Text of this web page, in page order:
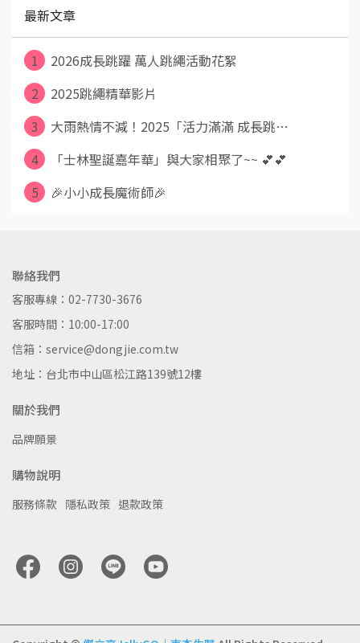
最新文章
1
2026成長跳躍 萬人跳繩活動花絮
2
2025跳繩精華影片
3
大雨熱情不減！2025「活力滿滿 成長跳⋯
4
「士林聖誕嘉年華」與大家相聚了~~ 💕💕
5
🎉小小成長魔術師🎉
聯絡我們
客服專線：02-7730-3676
客服時間：10:00-17:00
信箱：service@dongjie.com.tw
地址：台北市中山區松江路139號12樓
關於我們
品牌願景
購物說明
服務條款 隱私政策 退款政策